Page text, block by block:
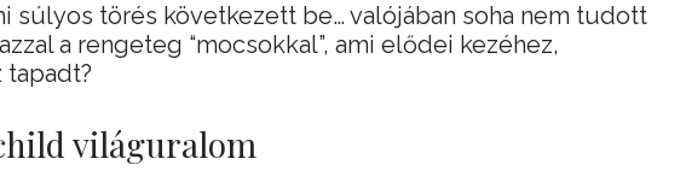
súlyos törés következett be… valójában soha nem tudott
a rengeteg “mocsokkal”, ami elődei kezéhez,
tapadt?
világuralom